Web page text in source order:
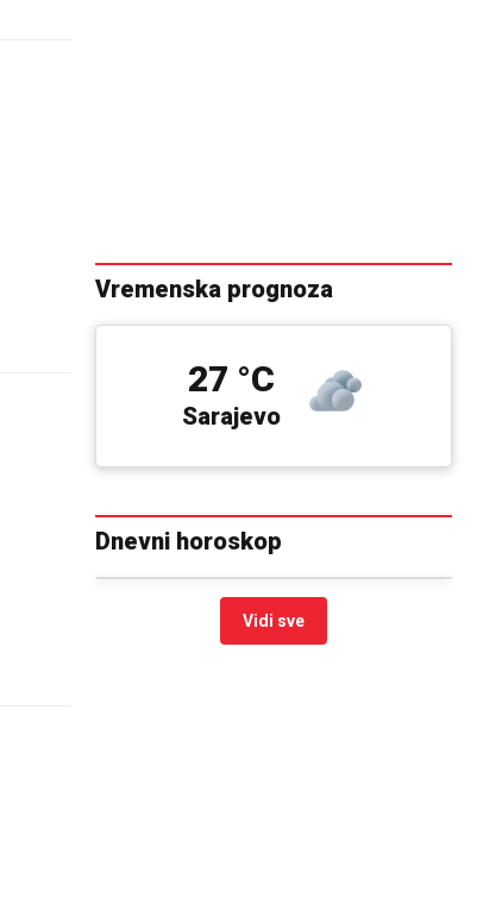
Vremenska prognoza
Sarajevo
27 °C
Dnevni horoskop
Vidi sve